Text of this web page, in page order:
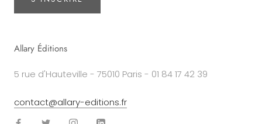
Allary Éditions
5 rue d'Hauteville - 75010 Paris - 01 84 17 42 39
contact@allary-editions.fr